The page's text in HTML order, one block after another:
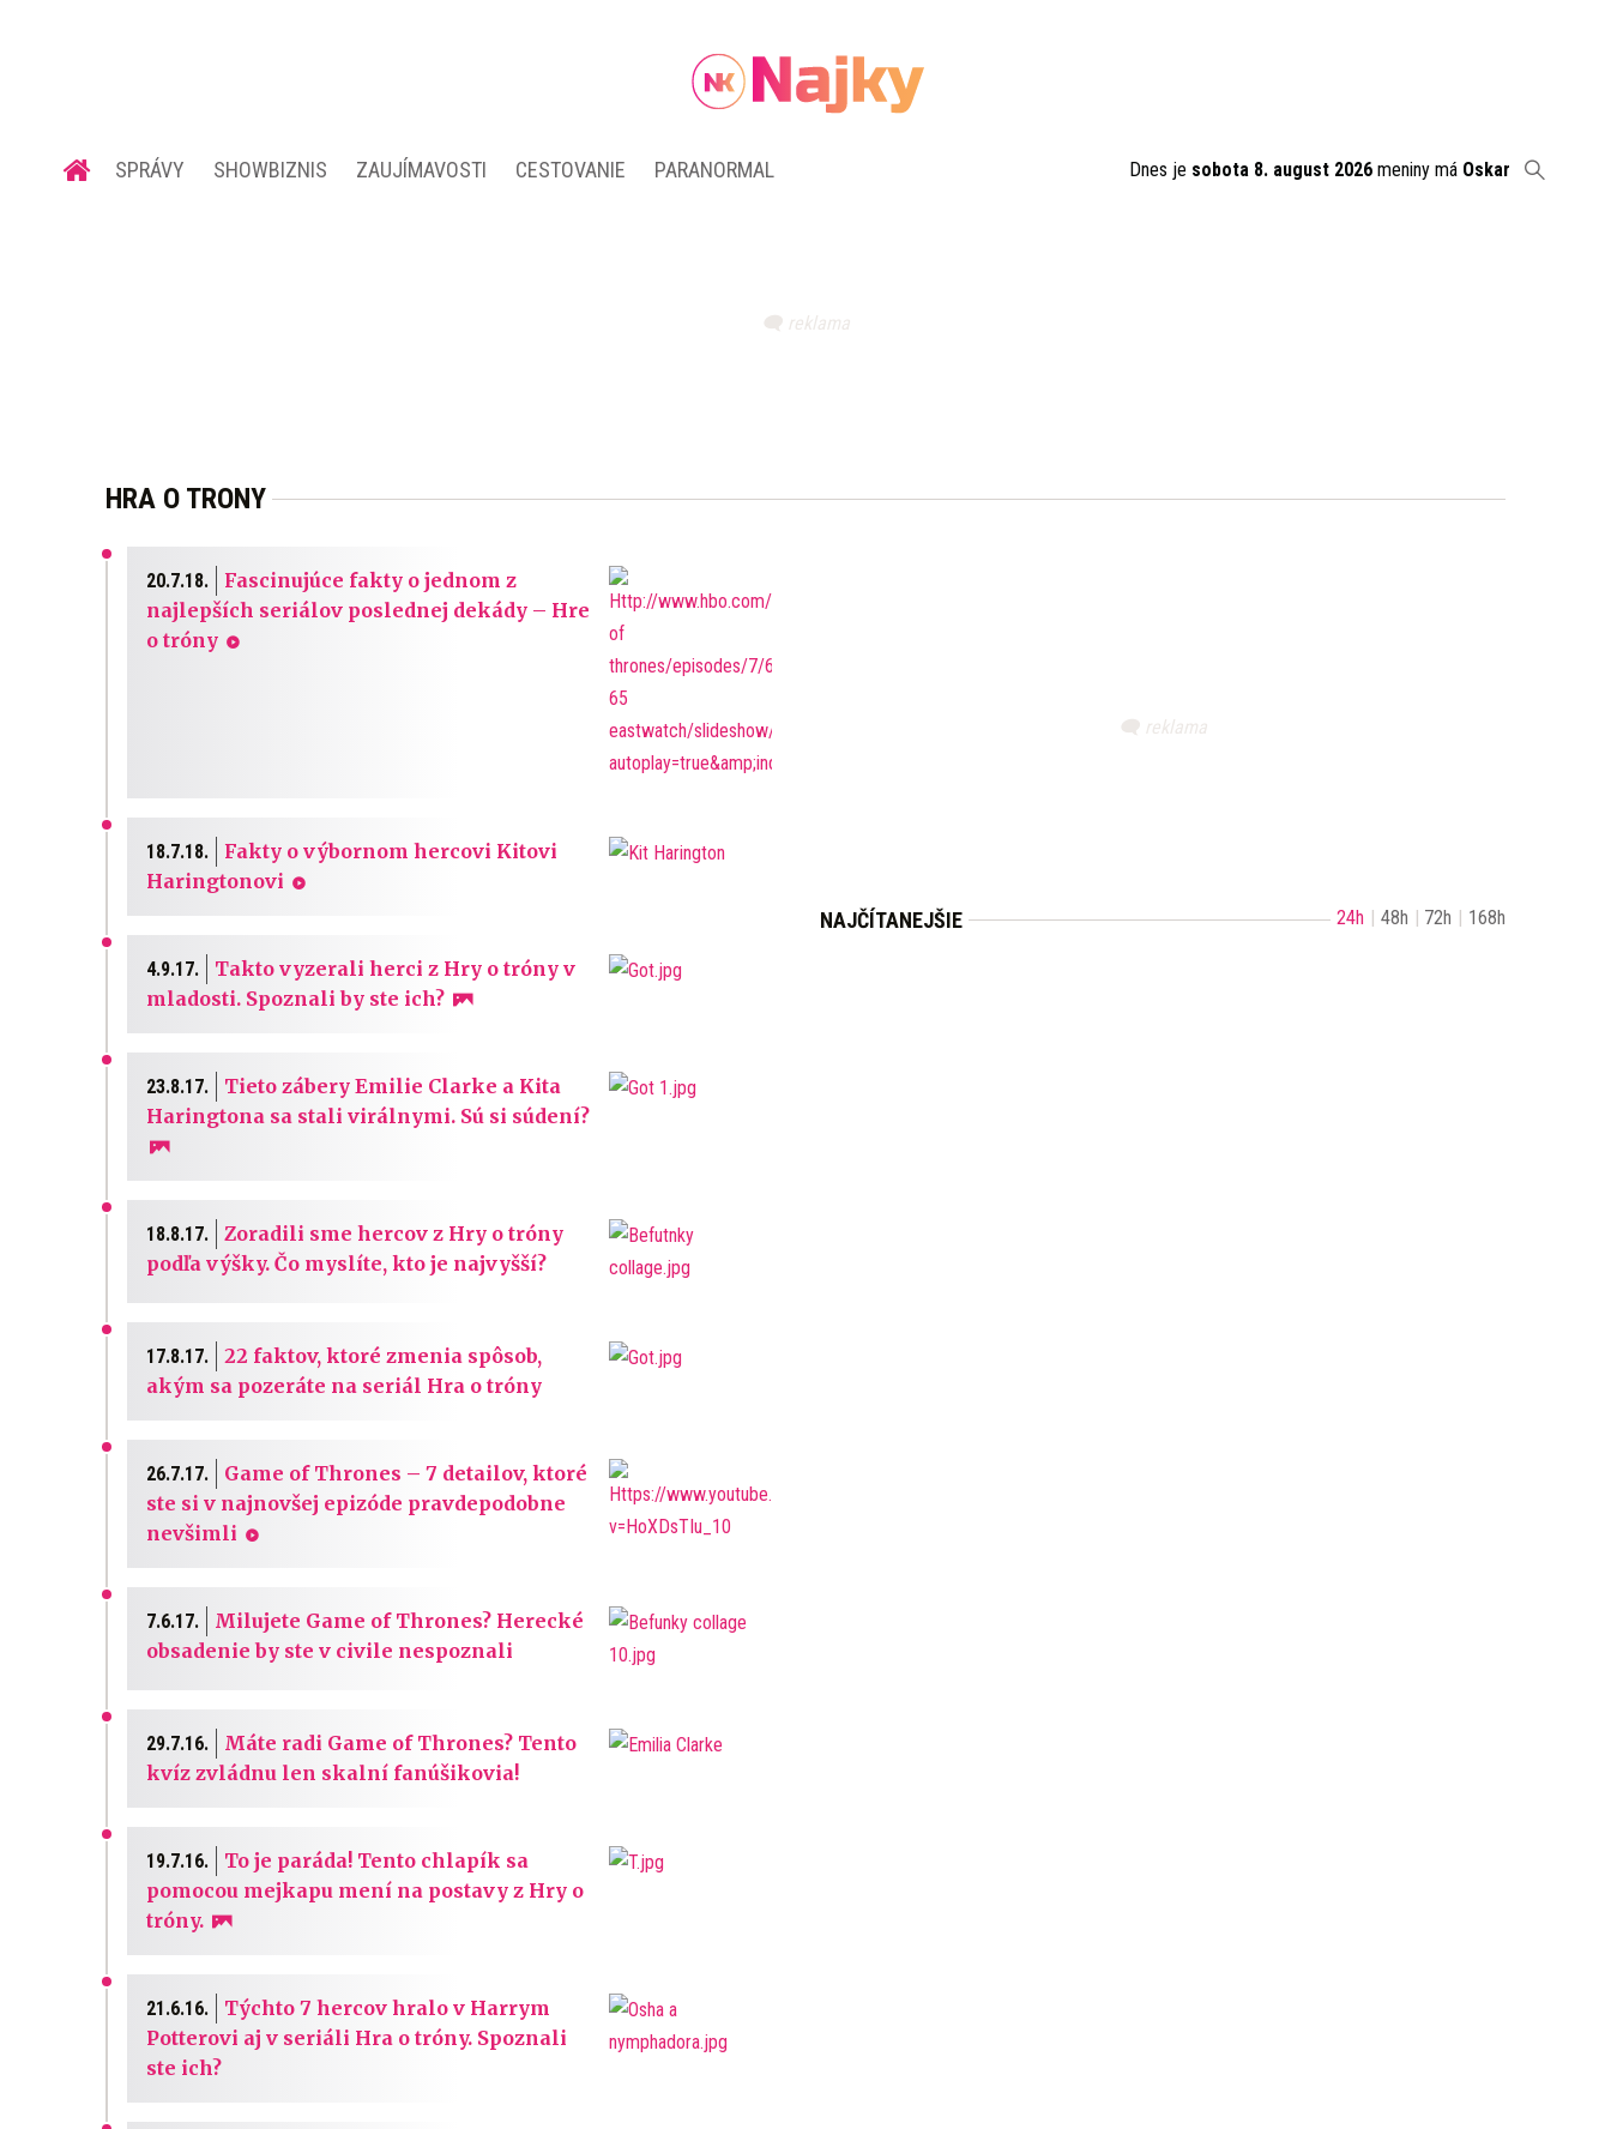
SPRÁVY SHOWBIZNIS ZAUJÍMAVOSTI CESTOVANIE PARANORMAL Dnes je sobota 8. august 2026 meniny má Oskar
HRA O TRONY
20.7.18.
Fascinujúce fakty o jednom z
najlepších seriálov poslednej dekády – Hre
o tróny
18.7.18.
Fakty o výbornom hercovi Kitovi
Haringtonovi
4.9.17.
Takto vyzerali herci z Hry o tróny v
mladosti. Spoznali by ste ich?
23.8.17.
Tieto zábery Emilie Clarke a Kita
Haringtona sa stali virálnymi. Sú si súdení?
18.8.17.
Zoradili sme hercov z Hry o tróny
podľa výšky. Čo myslíte, kto je najvyšší?
17.8.17.
22 faktov, ktoré zmenia spôsob,
akým sa pozeráte na seriál Hra o tróny
26.7.17.
Game of Thrones – 7 detailov, ktoré
ste si v najnovšej epizóde pravdepodobne
nevšimli
7.6.17.
Milujete Game of Thrones? Herecké
obsadenie by ste v civile nespoznali
29.7.16.
Máte radi Game of Thrones? Tento
kvíz zvládnu len skalní fanúšikovia!
19.7.16.
To je paráda! Tento chlapík sa
pomocou mejkapu mení na postavy z Hry o
tróny.
21.6.16.
Týchto 7 hercov hralo v Harrym
Potterovi aj v seriáli Hra o tróny. Spoznali
ste ich?
NAJČÍTANEJŠIE 24h 48h 72h 168h